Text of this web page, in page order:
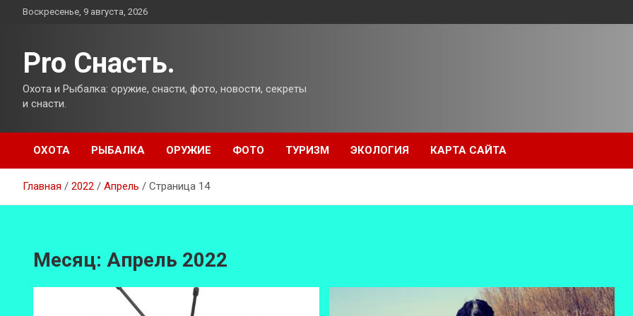
ПерейтиВоскресенье, 9 августа, 2026
Pro Снасть.
Охота и Рыбалка: оружие, снасти, фото, новости, секреты
и снасти.
ОХОТА РЫБАЛКА ОРУЖИЕ ФОТО ТУРИЗМ ЭКОЛОГИЯ КАРТА САЙТА
Главная 2022 Апрель Страница 14
Месяц: Апрель 2022